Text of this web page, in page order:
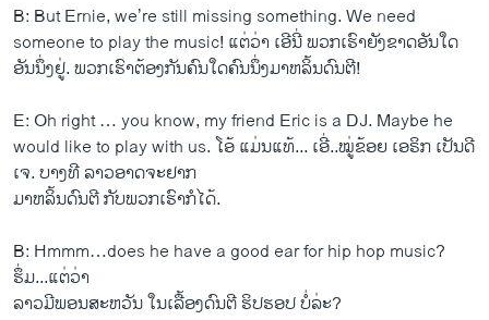
B: But Ernie, we’re still missing something. We need
someone to play the music! ​ແຕ່​ວ່າ ​ເອີນີ່ ພວກ​ເຮົາ​ຍັງ​ຂາດ​ອັນ​ໃດ​
ອັນ​ນຶ່ງ​ຢູ່. ພວກ​ເຮົາ​ຕ້ອງ​ກັນ​ຄົນ​ໃດ​ຄົນ​ນຶ່ງ​ມາ​ຫລິ້ນ​ດົນຕີ!
E: Oh right … you know, my friend Eric is a DJ. Maybe he
would like to play with us. ​ໂອ້ ​ແມ່ນ​ແທ້... ​ເອີ່..ໝູ່​ຂ້ອຍ ​ເອຣິກ ​ເປັນ​ດີ​
ເຈ. ບາງທີ ລາວ​ອາດ​ຈະ​ຢາກ​
ມາ​ຫລິ້ນ​ດົນຕີ ກັບ​ພວກ​ເຮົາ​ກໍ​ໄດ້.
B: Hmmm…does he have a good ear for hip hop music?
ຮຶ່ມ...​ແຕ່​ວ່າ
ລາວ​ມີ​ພອນ​ສະຫວັນ ​ໃນ​ເລື້ອງ​ດົນຕີ ຮິ​ປຮອປ ບໍ່​ລ່ະ?